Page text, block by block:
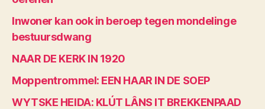
Inwoner kan ook in beroep tegen mondelinge
bestuursdwang
NAAR DE KERK IN 1920
Moppentrommel: EEN HAAR IN DE SOEP
WYTSKE HEIDA: KLÚT LÂNS IT BREKKENPAAD